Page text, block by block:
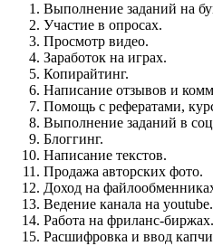
Выполнение заданий на
Участие в опросах.
Просмотр видео.
Заработок на играх.
Копирайтинг.
Написание отзывов и
Помощь с рефератами,
Выполнение заданий в
Блоггинг.
Написание текстов.
Продажа авторских фото.
Доход на
Ведение канала на youtube.
Работа на фриланс-биржах.
Расшифровка и ввод